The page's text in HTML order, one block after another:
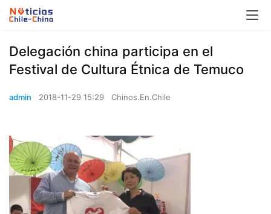
Delegación china participa en el
Festival de Cultura Étnica de Temuco
admin 2018-11-29 15:29 Chinos.En.Chile